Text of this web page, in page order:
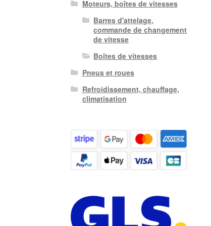
Moteurs, boîtes de vitesses
Barres d'attelage,
commande de changement
de vitesse
Boîtes de vitesses
Pneus et roues
Refroidissement, chauffage,
climatisation